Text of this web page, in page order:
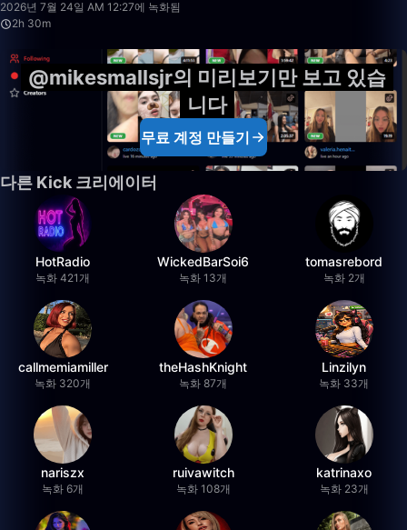
2026년 7월 24일 AM 12:27에 녹화됨
2h 30m
@mikesmallsjr의 미리보기만 보고 있습
니다
무료 계정 만들기
다른 Kick 크리에이터
HotRadio
녹화 421개
WickedBarSoi6
녹화 13개
tomasrebord
녹화 2개
callmemiamiller
녹화 320개
theHashKnight
녹화 87개
Linzilyn
녹화 33개
nariszx
녹화 6개
ruivawitch
녹화 108개
katrinaxo
녹화 23개